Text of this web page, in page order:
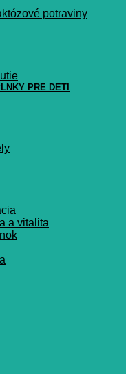
potraviny
PRE DETI
a vitalita